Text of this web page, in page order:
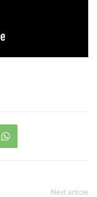
Next article